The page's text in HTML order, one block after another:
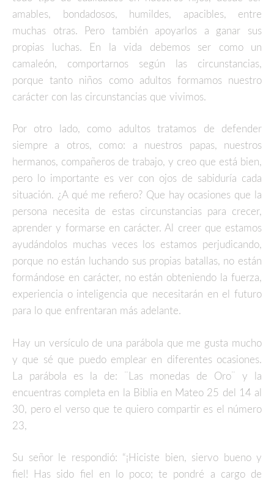
amables, bondadosos, humildes, apacibles, entre
muchas otras. Pero también apoyarlos a ganar sus
propias luchas. En la vida debemos ser como un
camaleón, comportarnos según las circunstancias,
porque tanto niños como adultos formamos nuestro
carácter con las circunstancias que vivimos.
Por otro lado, como adultos tratamos de defender
siempre a otros, como: a nuestros papas, nuestros
hermanos, compañeros de trabajo, y creo que está bien,
pero lo importante es ver con ojos de sabiduría cada
situación. ¿A qué me refiero? Que hay ocasiones que la
persona necesita de estas circunstancias para crecer,
aprender y formarse en carácter. Al creer que estamos
ayudándolos muchas veces los estamos perjudicando,
porque no están luchando sus propias batallas, no están
formándose en carácter, no están obteniendo la fuerza,
experiencia o inteligencia que necesitarán en el futuro
para lo que enfrentaran más adelante.
Hay un versículo de una parábola que me gusta mucho
y que sé que puedo emplear en diferentes ocasiones.
La parábola es la de: ¨Las monedas de Oro¨ y la
encuentras completa en la Biblia en Mateo 25 del 14 al
30, pero el verso que te quiero compartir es el número
23,
Su señor le respondió: “¡Hiciste bien, siervo bueno y
fiel! Has sido fiel en lo poco; te pondré a cargo de